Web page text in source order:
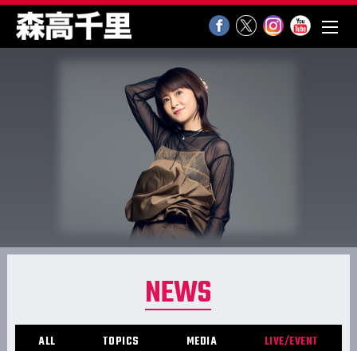
NEWS
ALL TOPICS MEDIA LIVE/EVENT